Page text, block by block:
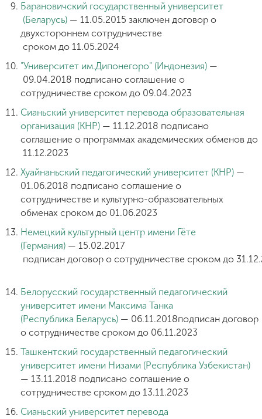
Барановичский государственный университет
(Беларусь) — 11.05.2015 заключен договор о
двухстороннем сотрудничестве
сроком до 11.05.2024
"Университет им.Дипонегоро" (Индонезия) —
09.04.2018 подписано соглашение о
сотрудничестве сроком до 09.04.2023
Сианьский университет перевода образовательная
организация (КНР) — 11.12.2018 подписано
соглашение о программах академических обменов до
11.12.2023
Хуайнаньский педагогический университет (КНР) —
01.06.2018 подписано соглашение о
сотрудничестве и культурно-образовательных
обменах сроком до 01.06.2023
Немецкий культурный центр имени Гёте
(Германия) — 15.02.2017
подписан договор о сотрудничестве сроком до
Белорусский государственный педагогический
университет имени Максима Танка
(Республика Беларусь) — 06.11.2018подписан договор
о сотрудничестве сроком до 06.11.2023
Ташкентский государственный педагогический
университет имени Низами (Республика Узбекистан)
— 13.11.2018 подписано соглашение о
сотрудничестве сроком до 13.11.2023
Сианьский университет перевода